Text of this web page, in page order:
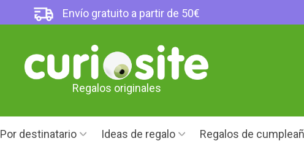
Envío gratuito a partir de 50€
Regalos originales
Por destinatario Ideas de regalo Regalos de